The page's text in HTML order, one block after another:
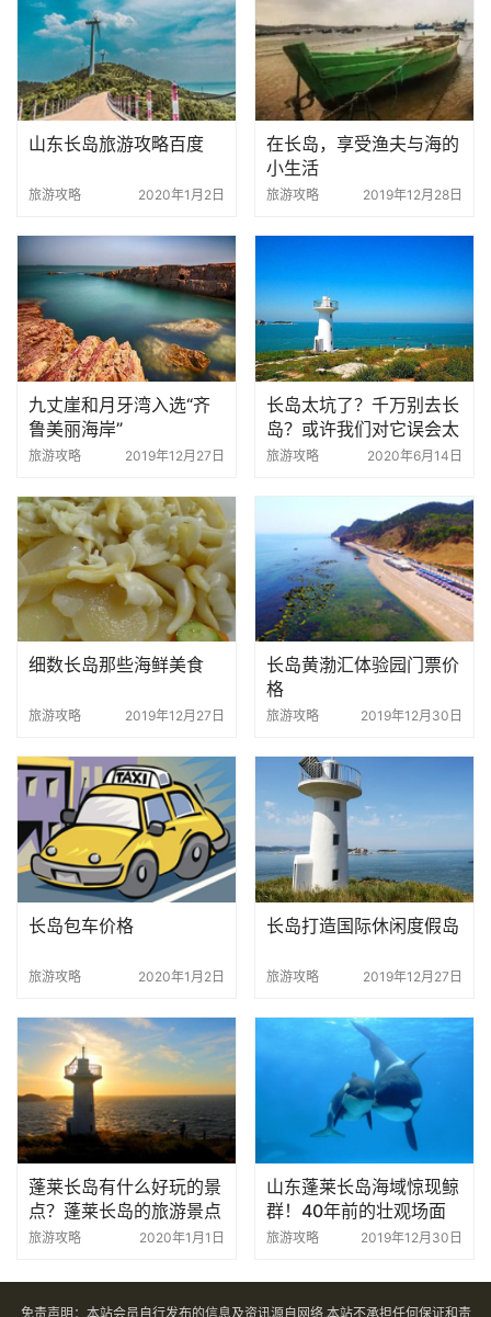
山东长岛旅游攻略百度
旅游攻略 2020年1月2日
在长岛，享受渔夫与海的
小生活
旅游攻略 2019年12月28日
九丈崖和月牙湾入选“齐
鲁美丽海岸”
旅游攻略 2019年12月27日
长岛太坑了？千万别去长
岛？或许我们对它误会太
深!
旅游攻略 2020年6月14日
细数长岛那些海鲜美食
旅游攻略 2019年12月27日
长岛黄渤汇体验园门票价
格
旅游攻略 2019年12月30日
长岛包车价格
旅游攻略 2020年1月2日
长岛打造国际休闲度假岛
旅游攻略 2019年12月27日
蓬莱长岛有什么好玩的景
点？蓬莱长岛的旅游景点
有哪些？
旅游攻略 2020年1月1日
山东蓬莱长岛海域惊现鲸
群！40年前的壮观场面
能否再次上演？
旅游攻略 2019年12月30日
免责声明：本站会员自行发布的信息及资讯源自网络,本站不承担任何保证和责